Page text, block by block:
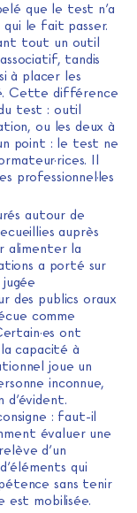
que le test n’a
le fait passer.
tout un outil
tandis
à placer les
Cette différence
test : outil
ou les deux à
point : le test ne
Il
professionnel·les
autour de
auprès
alimenter la
a porté sur
des publics oraux
comme
ont
capacité à
joue un
inconnue,
d’évident.
: faut-il
évaluer une
d’un
qui
sans tenir
est mobilisée.